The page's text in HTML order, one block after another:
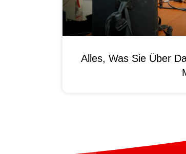
Alles, Was Sie Über